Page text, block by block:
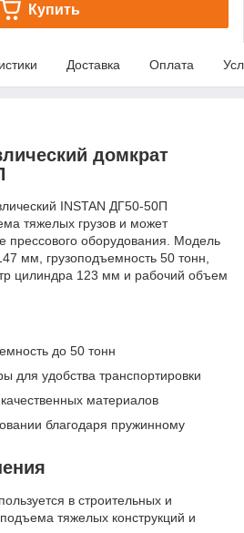
Купить
Доставка Оплата
домкрат
INSTAN ДГ50-50П
тяжелых грузов и может
прессового оборудования. Модель
мм, грузоподъемность 50 тонн,
цилиндра 123 мм и рабочий объем
до 50 тонн
для удобства транспортировки
материалов
благодаря пружинному
в строительных и
тяжелых конструкций и